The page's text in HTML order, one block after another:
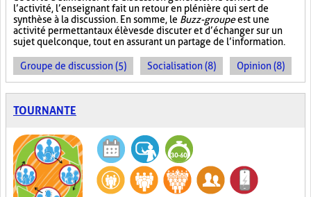
l’activité, l’enseignant fait un retour en plénière qui sert de
synthèse à la discussion. En somme, le Buzz-groupeest une
activité permettant aux élèves de discuter et d’échanger sur un
sujet quelconque, tout en assurant un partage de l’information.
Groupe de discussion (5) Socialisation (8) Opinion (8)
TOURNANTE